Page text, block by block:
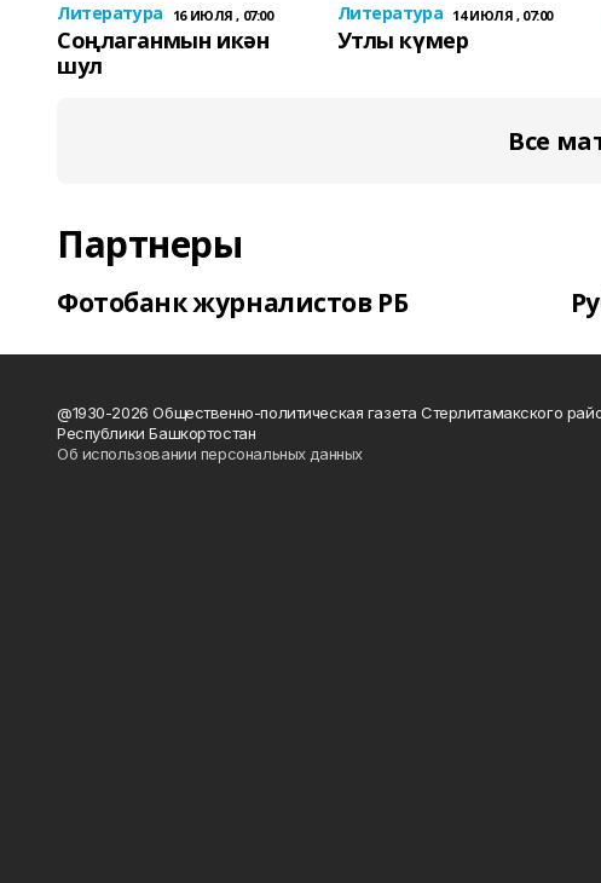
Литература 16 ИЮЛЯ , 07:00
Соңлаганмын икән
шул
Литература 14 ИЮЛЯ , 07:00
Утлы күмер
Все
Партнеры
Фотобанк журналистов РБ
@1930-2026 Общественно-политическая газета Стерлитамакского
Республики Башкортостан
Об использовании персональных данных